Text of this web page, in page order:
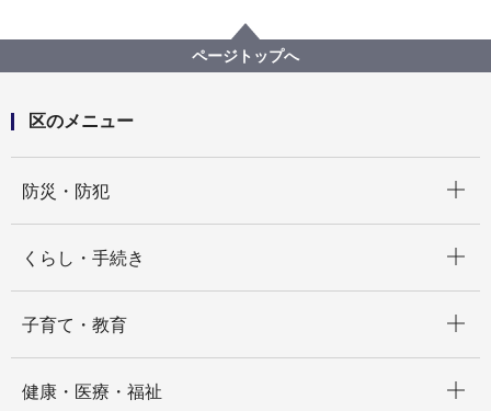
ページトップへ
区のメニュー
防災・防犯
くらし・手続き
子育て・教育
健康・医療・福祉